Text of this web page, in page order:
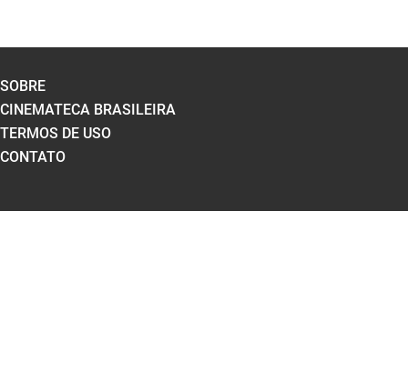
SOBRE
CINEMATECA BRASILEIRA
TERMOS DE USO
CONTATO